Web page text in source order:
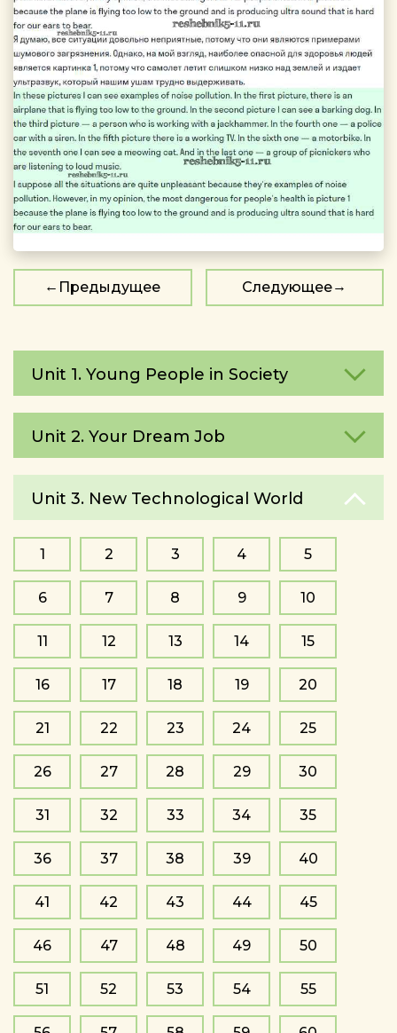
Предыдущее Следующее
Unit 1. Young People in Society
Unit 2. Your Dream Job
Unit 3. New Technological World
1 2 3 4 5
6 7 8 9 10
11 12 13 14 15
16 17 18 19 20
21 22 23 24 25
26 27 28 29 30
31 32 33 34 35
36 37 38 39 40
41 42 43 44 45
46 47 48 49 50
51 52 53 54 55